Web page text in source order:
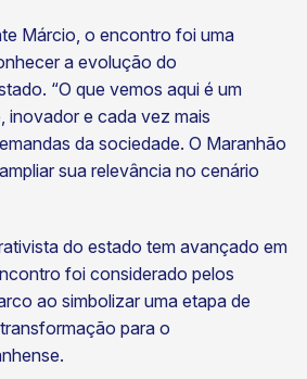
Márcio, o encontro foi uma
a evolução do
“O que vemos aqui é um
e cada vez mais
da sociedade. O Maranhão
sua relevância no cenário
do estado tem avançado em
foi considerado pelos
ao simbolizar uma etapa de
para o